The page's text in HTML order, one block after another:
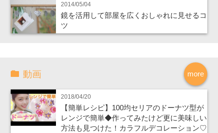
2014/05/04
鏡を活用して部屋を広くおしゃれに見せるコ
ツ
more
動画
2018/04/20
【簡単レシピ】100均セリアのドーナツ型が
レンジで簡単◆作ってみたけど更に美味しい
方法も見つけた！カラフルデコレーション♡